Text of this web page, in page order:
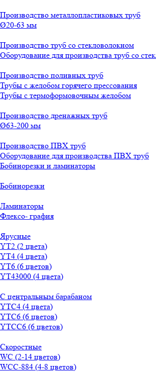
Производство металлопластиковых труб
Ø20-63 мм
Производство труб со стекловолокном
Оборудование для производства труб со
Производство поливных труб
Трубы с желобом горячего прессования
Трубы с термоформовочным желобом
Производство дренажных труб
Ø63-200 мм
Производство ПВХ труб
Оборудование для производства ПВХ труб
Бобинорезки и ламинаторы
Бобинорезки
Ламинаторы
Флексо- графия
Ярусные
YT2 (2 цвета)
YT4 (4 цвета)
YT6 (6 цветов)
YT43000 (4 цвета)
С центральным барабаном
YТС4 (4 цвета)
YТС6 (6 цветов)
YТСC6 (6 цветов)
Скоростные
WС (2-14 цветов)
WСС-884 (4-8 цветов)